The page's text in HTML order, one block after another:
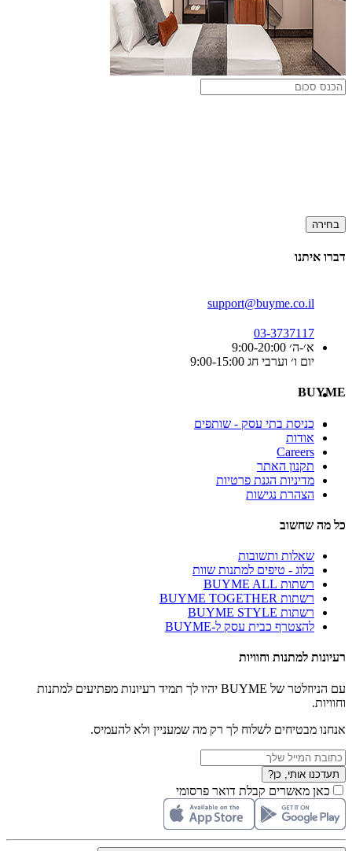
בחירה
דברו איתנו
support@buyme.co.il
03-3737117
א׳-ה׳ 9:00-20:00
יום ו׳ וערבי חג 9:00-15:00
BUYME
כניסת בתי עסק - שותפים
אודות
Careers
תקנון האתר
מדיניות הגנת פרטיות
הצהרת נגישות
כל מה שחשוב
שאלות ותשובות
בלוג - טיפים למתנות שוות
רשתות BUYME ALL
רשתות BUYME TOGETHER
רשתות BUYME STYLE
להצטרף כבית עסק ל-BUYME
רעיונות למתנות וחוויות
עם הניוזלטר של BUYME יהיו לך תמיד רעיונות מפתיעים למתנות
וחוויות.
אנחנו מבטיחים לשלוח לך רק מה שמעניין ולא להעמיס.
תעדכנו אותי, כן?
כאן מאשרים קבלת דואר פרסומי